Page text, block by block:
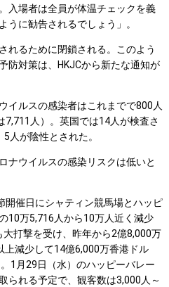
入場者は全員が体温チェックを義
うに勧告されるでしょう」。
れるために閉鎖される。このよう
防対策は、HKJCから新たな通知が
イルスの感染者はこれまでで800人
人）。英国では14人が検査さ
人が陰性とされた。
ナウイルスの感染リスクは低いと
催日にシャティン競馬場とハッピ
10万5,716人から10万人近く減少
打撃を受け、昨年から2億8,000万
減少して14億6,000万香港ドル
1月29日（水）のハッピーバレー
られる予定で、観客数は3,000人～